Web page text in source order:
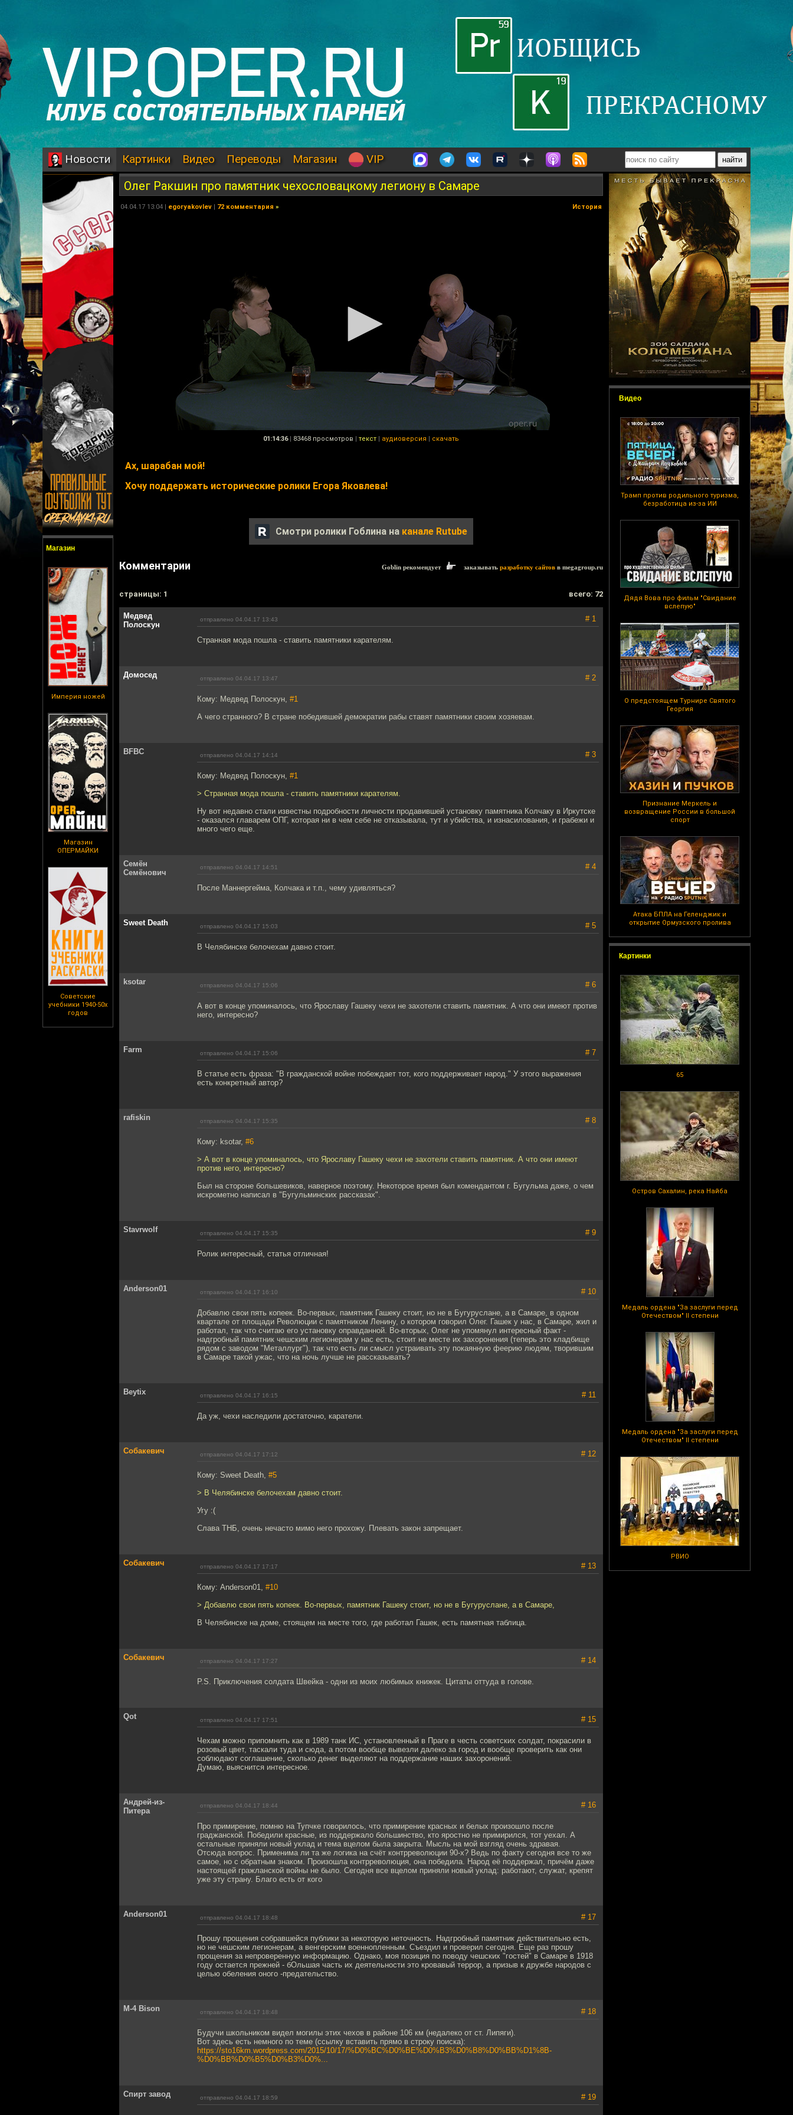
Новости Картинки Видео Переводы Магазин VIP
Магазин
Империя ножей
Магазин
ОПЕРМАЙКИ
Советские
учебники 1940-50х
годов
Видео
Трамп против родильного туризма,
безработица из-за ИИ
Дядя Вова про фильм "Свидание
вслепую"
О предстоящем Турнире Святого
Георгия
Признание Меркель и
возвращение России в большой
спорт
Атака БПЛА на Геленджик и
открытие Ормузского пролива
Картинки
65
Остров Сахалин, река Найба
Медаль ордена "За заслуги перед
Отечеством" II степени
Медаль ордена "За заслуги перед
Отечеством" II степени
РВИО
Олег Ракшин про памятник чехословацкому легиону в Самаре
04.04.17 13:04 | egoryakovlev | 72 комментария » История
01:14:36 | 83468 просмотров | текст | аудиоверсия | скачать
Ах, шарабан мой!
Хочу поддержать исторические ролики Егора Яковлева!
Смотри ролики Гоблина на канале Rutube
Комментарии Goblin рекомендует заказывать разработку сайтов в megagroup.ru
cтраницы: 1 всего: 72
Медвед
Полоскун
отправлено 04.04.17 13:43 # 1
Странная мода пошла - ставить памятники карателям.
Домосед отправлено 04.04.17 13:47 # 2
Кому: Медвед Полоскун, #1
А чего странного? В стране победившей демократии рабы ставят памятники своим хозяевам.
BFBC отправлено 04.04.17 14:14 # 3
Кому: Медвед Полоскун, #1
> Странная мода пошла - ставить памятники карателям.
Ну вот недавно стали известны подробности личности продавившей установку памятника Колчаку в Иркутске
- оказался главарем ОПГ, которая ни в чем себе не отказывала, тут и убийства, и изнасилования, и грабежи и
много чего еще.
Семён
Семёнович
отправлено 04.04.17 14:51 # 4
После Маннергейма, Колчака и т.п., чему удивляться?
Sweet Death отправлено 04.04.17 15:03 # 5
В Челябинске белочехам давно стоит.
ksotar отправлено 04.04.17 15:06 # 6
А вот в конце упоминалось, что Ярославу Гашеку чехи не захотели ставить памятник. А что они имеют против
него, интересно?
Farm отправлено 04.04.17 15:06 # 7
В статье есть фраза: "В гражданской войне побеждает тот, кого поддерживает народ." У этого выражения
есть конкретный автор?
rafiskin отправлено 04.04.17 15:35 # 8
Кому: ksotar, #6
> А вот в конце упоминалось, что Ярославу Гашеку чехи не захотели ставить памятник. А что они имеют
против него, интересно?
Был на стороне большевиков, наверное поэтому. Некоторое время был комендантом г. Бугульма даже, о чем
искрометно написал в "Бугульминских рассказах".
Stavrwolf отправлено 04.04.17 15:35 # 9
Ролик интересный, статья отличная!
Anderson01 отправлено 04.04.17 16:10 # 10
Добавлю свои пять копеек. Во-первых, памятник Гашеку стоит, но не в Бугуруслане, а в Самаре, в одном
квартале от площади Революции с памятником Ленину, о котором говорил Олег. Гашек у нас, в Самаре, жил и
работал, так что считаю его установку оправданной. Во-вторых, Олег не упомянул интересный факт -
надгробный памятник чешским легионерам у нас есть, стоит не месте их захоронения (теперь это кладбище
рядом с заводом "Металлург"), так что есть ли смысл устраивать эту покаянную феерию людям, творившим
в Самаре такой ужас, что на ночь лучше не рассказывать?
Beytix отправлено 04.04.17 16:15 # 11
Да уж, чехи наследили достаточно, каратели.
Собакевич отправлено 04.04.17 17:12 # 12
Кому: Sweet Death, #5
> В Челябинске белочехам давно стоит.
Угу :(
Слава ТНБ, очень нечасто мимо него прохожу. Плевать закон запрещает.
Собакевич отправлено 04.04.17 17:17 # 13
Кому: Anderson01, #10
> Добавлю свои пять копеек. Во-первых, памятник Гашеку стоит, но не в Бугуруслане, а в Самаре,
В Челябинске на доме, стоящем на месте того, где работал Гашек, есть памятная таблица.
Собакевич отправлено 04.04.17 17:27 # 14
P.S. Приключения солдата Швейка - одни из моих любимых книжек. Цитаты оттуда в голове.
Qot отправлено 04.04.17 17:51 # 15
Чехам можно припомнить как в 1989 танк ИС, установленный в Праге в честь советских солдат, покрасили в
розовый цвет, таскали туда и сюда, а потом вообще вывезли далеко за город и вообще проверить как они
соблюдают соглашение, сколько денег выделяют на поддержание наших захоронений.
Думаю, выяснится интересное.
Андрей-из-
Питера
отправлено 04.04.17 18:44 # 16
Про примирение, помню на Тупчке говорилось, что примирение красных и белых произошло после
граджанской. Победили красные, из поддержало большинство, кто яростно не примирился, тот уехал. А
остальные приняли новый уклад и тема вцелом была закрыта. Мысль на мой взгляд очень здравая.
Отсюда вопрос. Применима ли та же логика на счёт контрреволюции 90-х? Ведь по факту сегодня все то же
самое, но с обратным знаком. Произошла контрреволюция, она победила. Народ её поддержал, причём даже
настоящей гражланской войны не было. Сегодня все вцелом приняли новый уклад: работают, служат, крепят
уже эту страну. Благо есть от кого
Anderson01 отправлено 04.04.17 18:48 # 17
Прошу прощения собравшейся публики за некоторую неточность. Надгробный памятник действительно есть,
но не чешским легионерам, а венгерским военнопленным. Съездил и проверил сегодня. Еще раз прошу
прощения за непроверенную информацию. Однако, моя позиция по поводу чешских "гостей" в Самаре в 1918
году остается прежней - бОльшая часть их деятельности это кровавый террор, а призыв к дружбе народов с
целью обеления оного -предательство.
M-4 Bison отправлено 04.04.17 18:48 # 18
Будучи школьником видел могилы этих чехов в районе 106 км (недалеко от ст. Липяги).
Вот здесь есть немного по теме (ссылку вставить прямо в строку поиска):
https://sto16km.wordpress.com/2015/10/17/%D0%BC%D0%BE%D0%B3%D0%B8%D0%BB%D1%8B-
%D0%BB%D0%B5%D0%B3%D0%...
Спирт завод отправлено 04.04.17 18:59 # 19